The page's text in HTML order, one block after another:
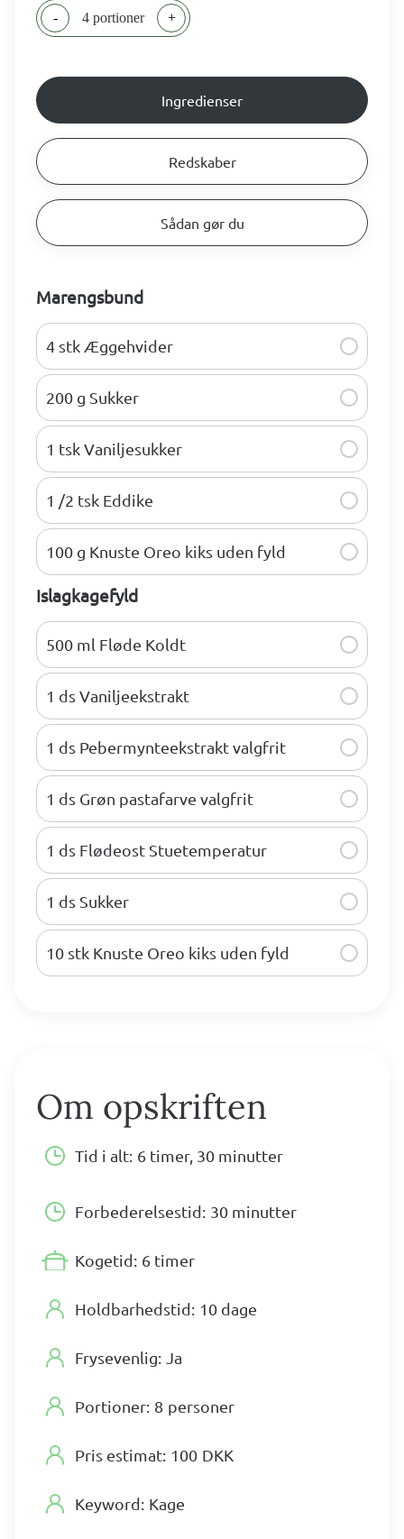
- 4 portioner +
Ingredienser
Redskaber
Sådan gør du
Marengsbund
4 stk Æggehvider
200 g Sukker
1 tsk Vaniljesukker
1 /2 tsk Eddike
100 g Knuste Oreo kiks uden fyld
Islagkagefyld
500 ml Fløde Koldt
1 ds Vaniljeekstrakt
1 ds Pebermynteekstrakt valgfrit
1 ds Grøn pastafarve valgfrit
1 ds Flødeost Stuetemperatur
1 ds Sukker
10 stk Knuste Oreo kiks uden fyld
Om opskriften
Tid i alt: 6 timer, 30 minutter
Forbederelsestid: 30 minutter
Kogetid: 6 timer
Holdbarhedstid: 10 dage
Frysevenlig: Ja
Portioner: 8 personer
Pris estimat: 100 DKK
Keyword: Kage